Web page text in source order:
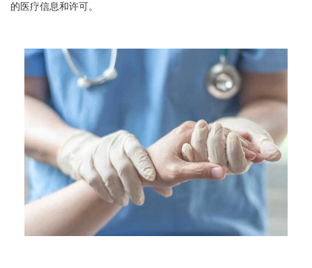
的医疗信息和许可。